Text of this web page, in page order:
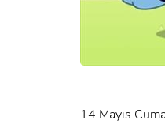
14 Mayıs